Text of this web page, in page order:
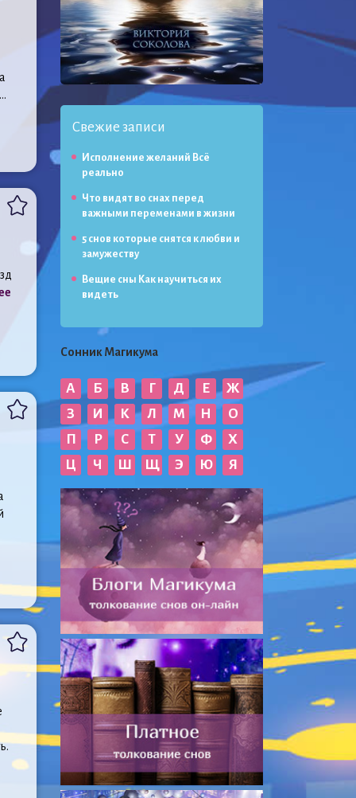
Свежие записи
Исполнение желаний Всё
реально
Что видят во снах перед
важными переменами в жизни
5 снов которые снятся к любви и
замужеству
Вещие сны Как научиться их
видеть
Сонник Магикума
А Б В Г Д Е
Ж
З
И К Л М Н
О
П
Р С Т У Ф
Х
Ц
Ч Ш Щ Э Ю Я